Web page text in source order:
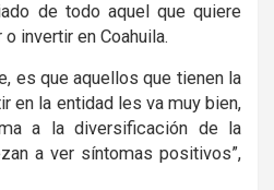
de todo aquel que quiere
invertir en Coahuila.
es que aquellos que tienen la
en la entidad les va muy bien,
a la diversificación de la
a ver síntomas positivos”,